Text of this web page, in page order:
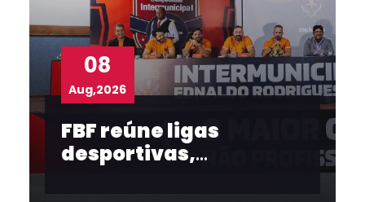
08
Aug,2026
FBF reúne ligas
desportivas,